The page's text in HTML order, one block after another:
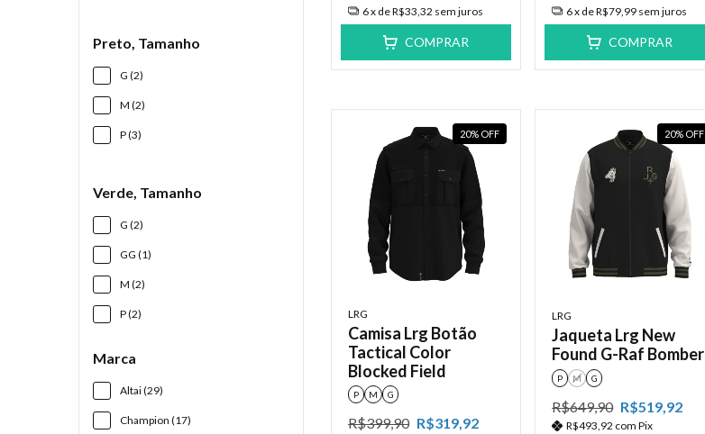
Preto, Tamanho
G (2)
M (2)
P (3)
Verde, Tamanho
G (2)
GG (1)
M (2)
P (2)
Marca
Altai (29)
Champion (17)
6x deR$33,32 sem juros
COMPRAR
6x deR$79,99 sem juros
COMPRAR
20% OFF
LRG
Camisa Lrg Botão
Tactical Color
Blocked Field
P M G
R$399,90 R$319,92
20% OFF
LRG
Jaqueta Lrg New
Found G-Raf Bomber
P M G
R$649,90 R$519,92
R$493,92 com Pix